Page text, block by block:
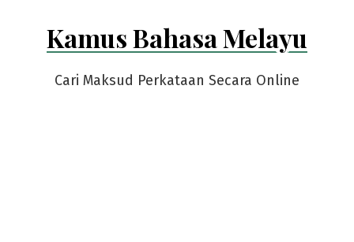
Kamus Bahasa Melayu
Cari Maksud Perkataan Secara Online